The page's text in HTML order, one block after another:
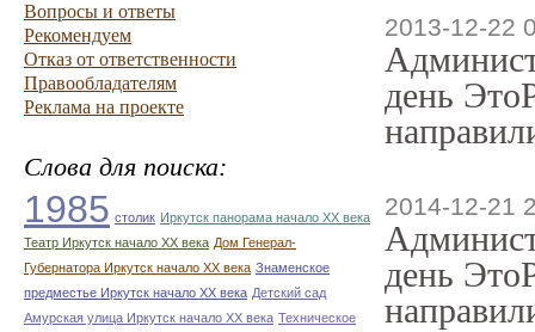
Вопросы и ответы
Рекомендуем
Отказ от ответственности
Правообладателям
Реклама на проекте
Слова для поиска:
1985 столик Иркутск панорама начало ХХ века
Театр Иркутск начало ХХ века Дом Генерал-
Губернатора Иркутск начало ХХ века Знаменское
предместье Иркутск начало ХХ века Детский сад
Амурская улица Иркутск начало ХХ века Техническое
2013-12-22
день
2014-12-21
день